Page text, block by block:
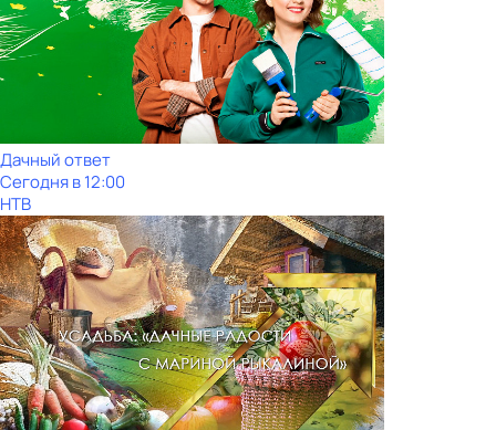
Дачный ответ
Сегодня в 12:00
НТВ